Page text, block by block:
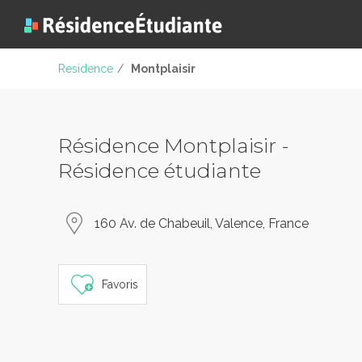
Residence / Montplaisir
Résidence Montplaisir -
Résidence étudiante
160 Av. de Chabeuil, Valence, France
Favoris